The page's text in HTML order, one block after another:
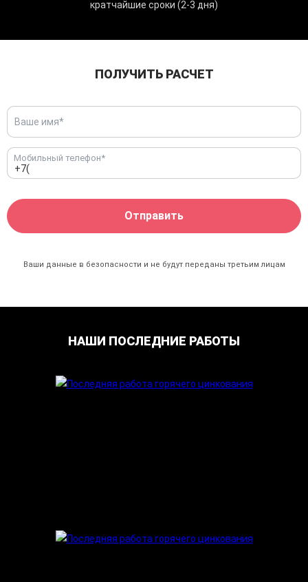
кратчайшие сроки (2-3 дня)
ПОЛУЧИТЬ РАСЧЕТ
Мобильный телефон*
Ваши данные в безопасности и не будут переданы третьим лицам
НАШИ ПОСЛЕДНИЕ РАБОТЫ